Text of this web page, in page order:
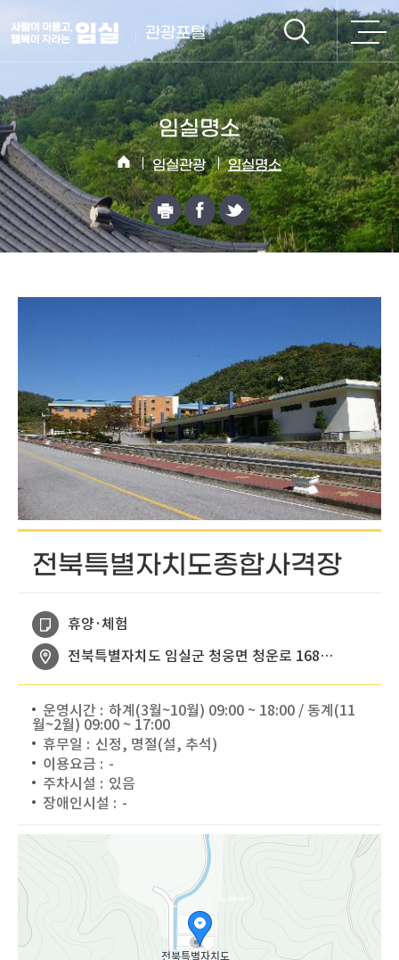
관광포털
임실명소
임실관광 임실명소
전북특별자치도종합사격장
휴양·체험
전북특별자치도 임실군 청웅면 청운로 168-46
운영시간 : 하계(3월~10월) 09:00 ~ 18:00 / 동계(11
월~2월) 09:00 ~ 17:00
휴무일 : 신정, 명절(설, 추석)
이용요금 : -
주차시설 : 있음
장애인시설 : -
지도